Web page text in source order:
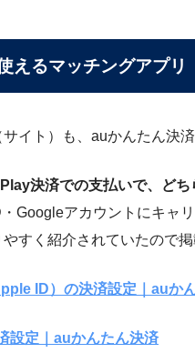
えるマッチングアプリ
イト）も、auかんたん決
決済での支払いで、ど
Googleアカウントにキャ
すく紹介されていたので掲
ID）の決済設定｜auか
設定｜auかんたん決済